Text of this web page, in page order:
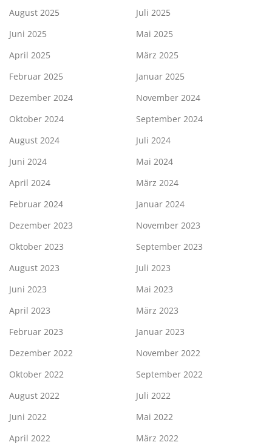
August 2025
Juli 2025
Juni 2025
Mai 2025
April 2025
März 2025
Februar 2025
Januar 2025
Dezember 2024
November 2024
Oktober 2024
September 2024
August 2024
Juli 2024
Juni 2024
Mai 2024
April 2024
März 2024
Februar 2024
Januar 2024
Dezember 2023
November 2023
Oktober 2023
September 2023
August 2023
Juli 2023
Juni 2023
Mai 2023
April 2023
März 2023
Februar 2023
Januar 2023
Dezember 2022
November 2022
Oktober 2022
September 2022
August 2022
Juli 2022
Juni 2022
Mai 2022
April 2022
März 2022